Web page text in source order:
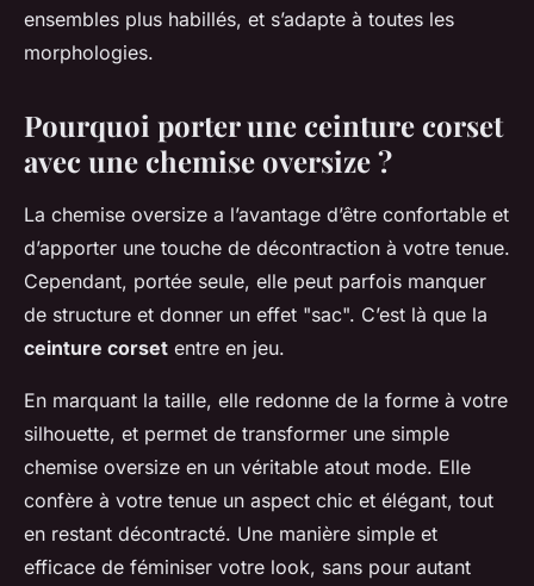
ensembles plus habillés, et s’adapte à toutes les
morphologies.
Pourquoi porter une ceinture corset
avec une chemise oversize ?
La chemise oversize a l’avantage d’être confortable et
d’apporter une touche de décontraction à votre tenue.
Cependant, portée seule, elle peut parfois manquer
de structure et donner un effet "sac". C’est là que la
ceinture corset entre en jeu.
En marquant la taille, elle redonne de la forme à votre
silhouette, et permet de transformer une simple
chemise oversize en un véritable atout mode. Elle
confère à votre tenue un aspect chic et élégant, tout
en restant décontracté. Une manière simple et
efficace de féminiser votre look, sans pour autant